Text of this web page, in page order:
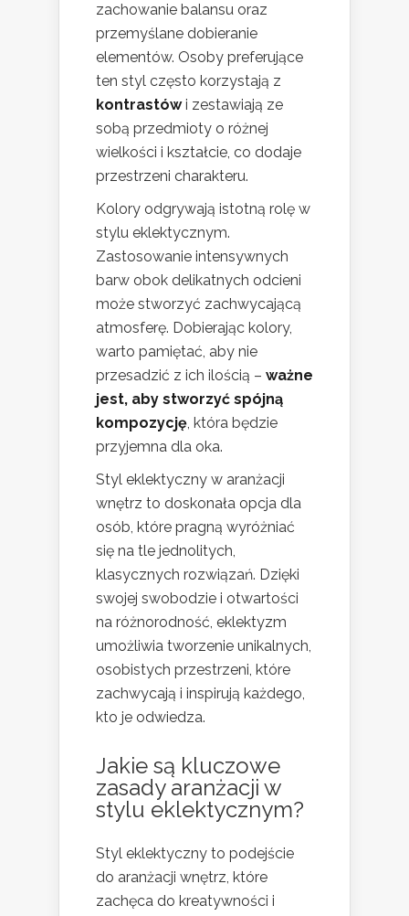
zachowanie balansu oraz
przemyślane dobieranie
elementów. Osoby preferujące
ten styl często korzystają z
kontrastówi zestawiają ze
sobą przedmioty o różnej
wielkości i kształcie, co dodaje
przestrzeni charakteru.
Kolory odgrywają istotną rolę w
stylu eklektycznym.
Zastosowanie intensywnych
barw obok delikatnych odcieni
może stworzyć zachwycającą
atmosferę. Dobierając kolory,
warto pamiętać, aby nie
przesadzić z ich ilością – ważne
jest, aby stworzyć spójną
kompozycję, która będzie
przyjemna dla oka.
Styl eklektyczny w aranżacji
wnętrz to doskonała opcja dla
osób, które pragną wyróżniać
się na tle jednolitych,
klasycznych rozwiązań. Dzięki
swojej swobodzie i otwartości
na różnorodność, eklektyzm
umożliwia tworzenie unikalnych,
osobistych przestrzeni, które
zachwycają i inspirują każdego,
kto je odwiedza.
Jakie są kluczowe
zasady aranżacji w
stylu eklektycznym?
Styl eklektyczny to podejście
do aranżacji wnętrz, które
zachęca do kreatywności i